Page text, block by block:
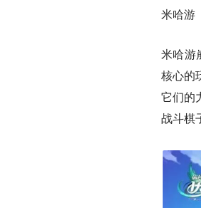
米哈游
米哈游
核心的
它们的
战斗棋